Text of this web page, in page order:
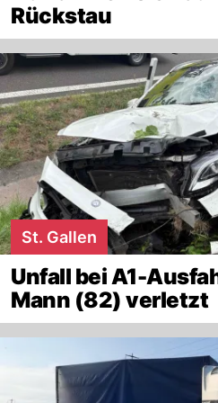
Rückstau
St. Gallen
Unfall bei A1-
Mann (82) verletzt